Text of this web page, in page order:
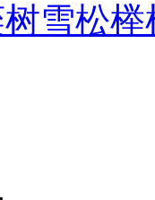
雪松榉